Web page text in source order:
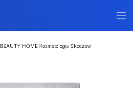
BEAUTY HOME Kosmetologia Skoczów